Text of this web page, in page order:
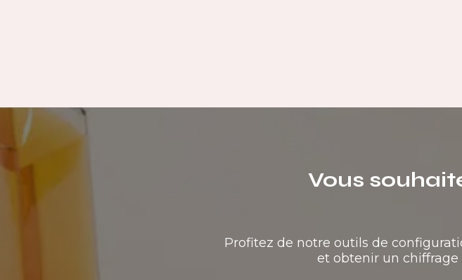
Vous
Profitez de notre outils de
et obtenir un